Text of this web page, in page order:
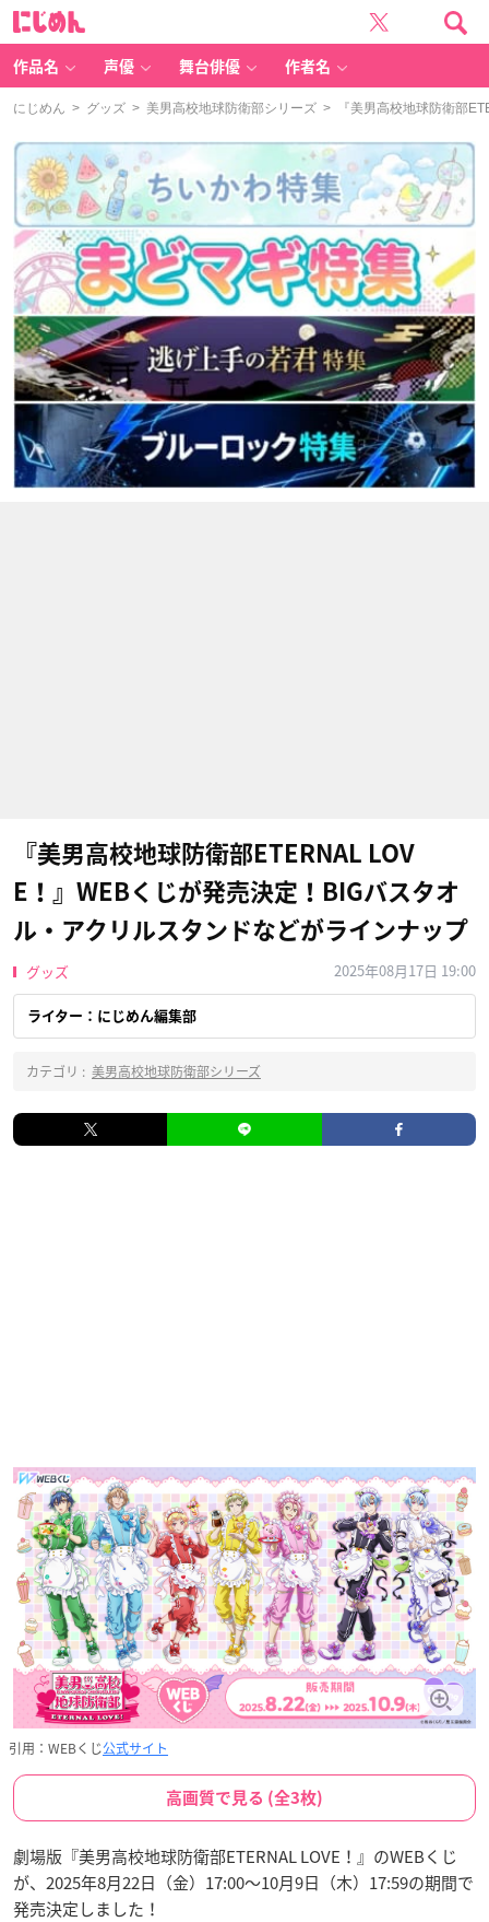
作品名 声優 舞台俳優 作者名
にじめん > グッズ > 美男高校地球防衛部シリーズ > 『美男高校地球防衛部
『美男高校地球防衛部ETERNAL LOV
E！』WEBくじが発売決定！BIGバスタオ
ル・アクリルスタンドなどがラインナップ
グッズ 2025年08月17日 19:00
ライター：にじめん編集部
カテゴリ : 美男高校地球防衛部シリーズ
引用：WEBくじ公式サイト
高画質で見る (全3枚)
劇場版『美男高校地球防衛部ETERNAL LOVE！』のWEBくじ
が、2025年8月22日（金）17:00〜10月9日（木）17:59の期間で
発売決定しました！